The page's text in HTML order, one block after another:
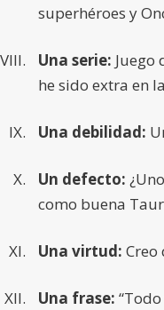
superhéroes y
Una serie: Juego
he sido extra en
Una debilidad:
Un defecto:
como buena
Una virtud:Creo
Una frase: